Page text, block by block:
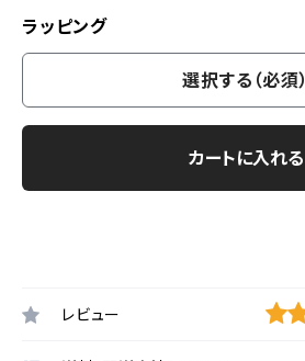
ラッピング
選択する（必須）
カートに入れる
レビュー